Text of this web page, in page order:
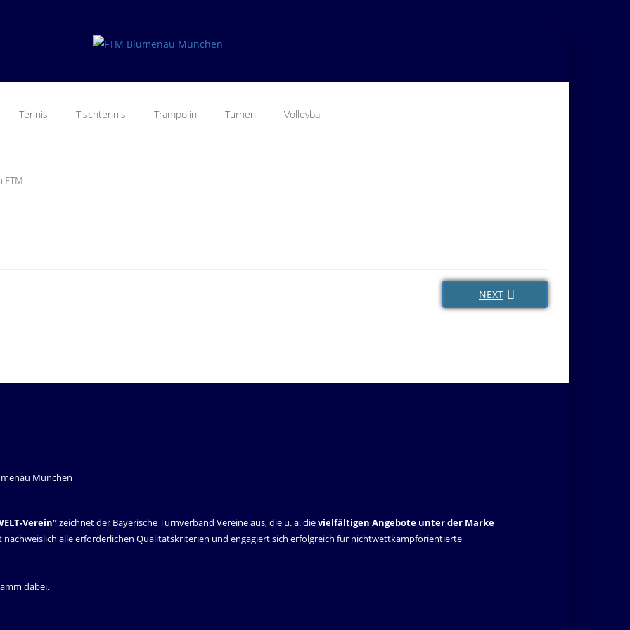
Tennis Tischtennis Trampolin Turnen Volleyball
FTM
NEXT
Verein”zeichnet der Bayerische Turnverband Vereine aus, die u. a. dievielfältigen Angebote unter der Marke
nachweislich alle erforderlichen Qualitätskriterien und engagiert sich erfolgreich für nichtwettkampforientierte
dabei.